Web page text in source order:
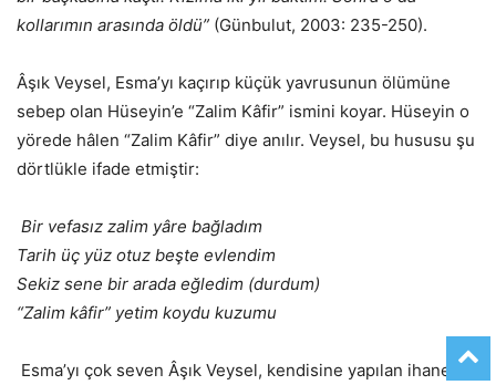
kollarımın arasında öldü” (Günbulut, 2003: 235-250).
Âşık Veysel, Esma’yı kaçırıp küçük yavrusunun ölümüne
sebep olan Hüseyin’e “Zalim Kâfir” ismini koyar. Hüseyin o
yörede hâlen “Zalim Kâfir” diye anılır. Veysel, bu hususu şu
dörtlükle ifade etmiştir:
Bir vefasız zalim yâre bağladım
Tarih üç yüz otuz beşte evlendim
Sekiz sene bir arada eğledim (durdum)
“Zalim kâfir” yetim koydu kuzumu
Esma’yı çok seven Âşık Veysel, kendisine yapılan ihanete